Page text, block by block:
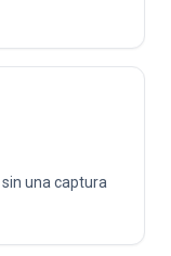
una captura